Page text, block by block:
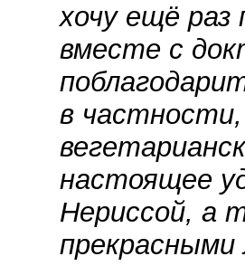
хочу ещё раз
вместе с
в частности,
настоящее
Нериссой, а